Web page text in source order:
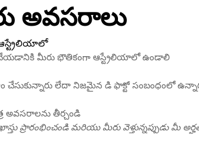
అవసరాలు
ఆస్ట్రేలియాలో
చేయడానికి మీరు భౌతికంగా ఆస్ట్రేలియాలో ఉండాలి
లేదా నిజమైన డి ఫాక్టో సంబంధంలో
అవసరాలను తీర్చండి
ప్రారంభించండి మరియు మీరు వెళ్తున్నప్పుడు మీ